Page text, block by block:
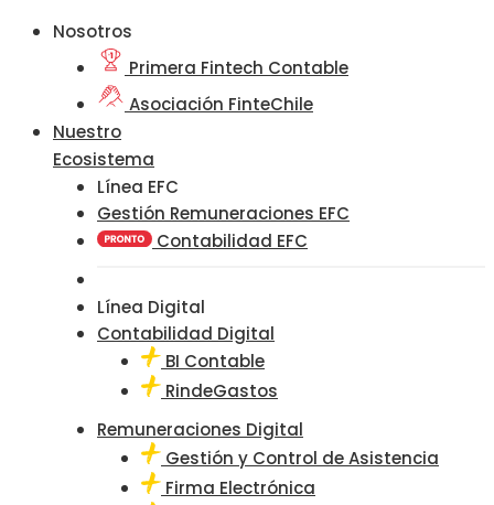
Nosotros
Primera Fintech Contable
Asociación FinteChile
Nuestro
Ecosistema
Línea EFC
Gestión Remuneraciones EFC
Contabilidad EFC
Línea Digital
Contabilidad Digital
BI Contable
RindeGastos
Remuneraciones Digital
Gestión y Control de Asistencia
Firma Electrónica